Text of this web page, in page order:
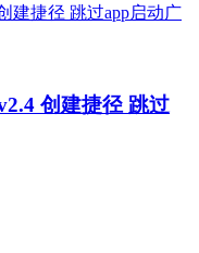
创建捷径 跳过